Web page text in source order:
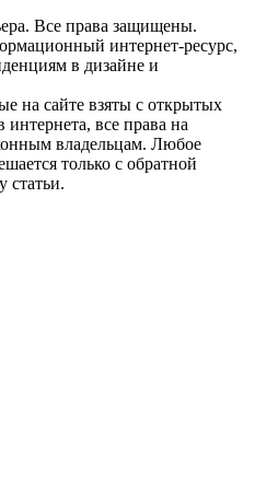
Все права защищены.
интернет-ресурс,
в дизайне и
на сайте взяты с открытых
все права на
владельцам. Любое
только с обратной
статьи.